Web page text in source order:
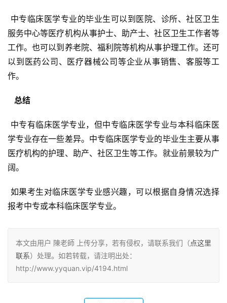
服务中心等医疗机构从事护士、助产士、社区卫生工作者等
工作。也可以到养老院、福利院等机构从事护理工作。还可
以到医药公司、医疗器械公司等企业从事销售、客服等工
作。
  总结
学专业存在一些差异。中专临床医学专业的毕业生主要从事
医疗机构的护理、助产、社区卫生等工作。就业前景较为广
阔。
报考中专或本科临床医学专业。
本文由用户 陳老師 上传分享，若有侵权，请联系我们（点这里
联系）处理。如若转载，请注明出处：
http://www.yyquan.vip/4194.html